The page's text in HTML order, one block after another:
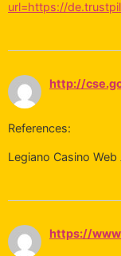
url=https://
http://
References:
Legiano Casino Web
https://